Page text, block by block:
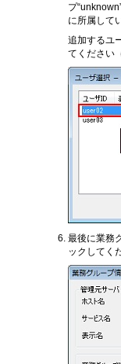
プ
に所属して
追加するユ
てください
最後に業務
ックしてく